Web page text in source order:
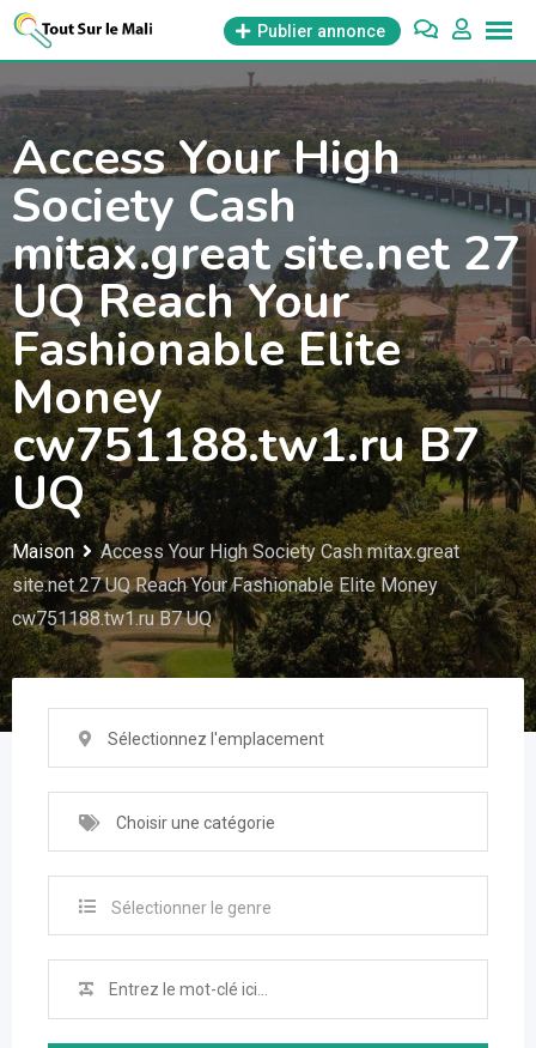
Aller
Publier annonce
Access Your High
Society Cash
mitax.great site.net 27
UQ Reach Your
Fashionable Elite
Money
cw751188.tw1.ru B7
UQ
Maison
Access Your High Society Cash mitax.great
site.net 27 UQ Reach Your Fashionable Elite Money
cw751188.tw1.ru B7 UQ
Sélectionnez l'emplacement
Choisir une catégorie
Sélectionner le genre